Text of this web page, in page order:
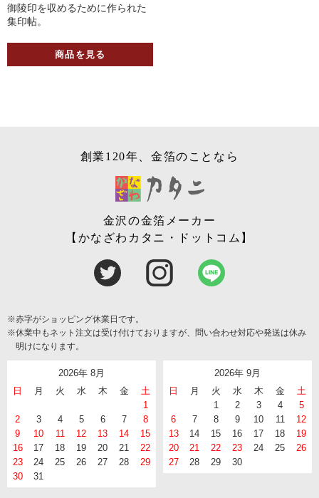
御陵印を収めるために作られた
集印帖。
商品を見る
創業120年、金箔のことなら
金沢の金箔メーカー
【かなざわカタニ・ドットコム】
※赤字がショッピング休業日です。
※休業中もネット注文は受け付けておりますが、問い合わせ対応や発送は休み
明けになります。
2026年 8月
日
月 火 水 木 金
土
1
2
3 4 5 6 7
8
9
10 11 12 13 14
15
16
17 18 19 20 21
22
23
24 25 26 27 28
29
30
31
2026年 9月
日
月 火 水 木 金
土
1
2 3 4
5
6
7 8 9 10 11
12
13
14 15 16 17 18
19
20
21 22 23 24 25
26
27
28 29 30